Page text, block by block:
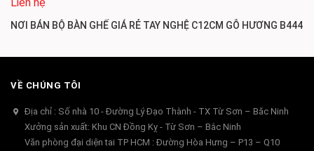
NƠI BÁN BỘ BÀN GHẾ GIÁ RẺ TAY NGHỆ C12CM GỖ HƯƠNG B444
VỀ CHÚNG TÔI
Địa chỉ : Số nhà 10 - Đường Lý Đạo Thành - TX Từ Sơn – Băc Ninh
Xưởng sản xuất: Khu CN Đồng Kỵ - Từ Sơn – Bắc Ninh
Văn phòng đại diện tai TP HCM : Đường Hòa Hưng – P13 – Q10